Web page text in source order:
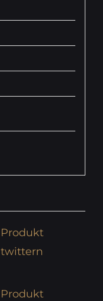
Produkt
twittern
Produkt